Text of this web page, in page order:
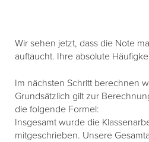
Wir sehen jetzt, dass die Note
auftaucht. Ihre absolute
Im nächsten Schritt berechnen
Grundsätzlich gilt zur
die folgende Formel:
Insgesamt wurde die
mitgeschrieben. Unsere